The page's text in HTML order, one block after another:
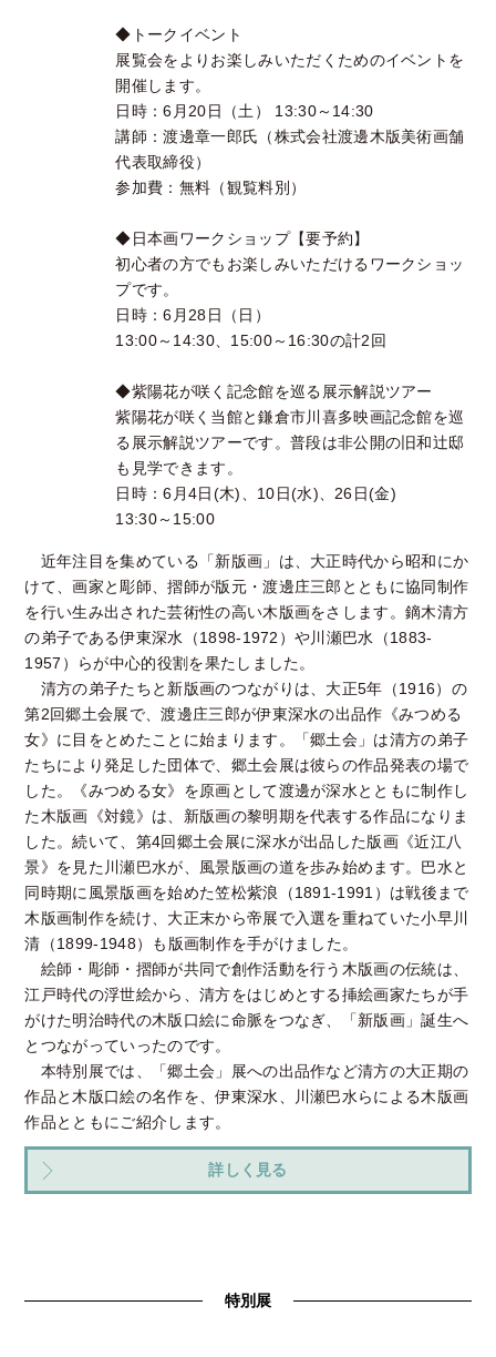
◆トークイベント
展覧会をよりお楽しみいただくためのイベントを
開催します。
日時：6月20日（土） 13:30～14:30
講師：渡邊章一郎氏（株式会社渡邊木版美術画舗
代表取締役）
参加費：無料（観覧料別）
◆日本画ワークショップ【要予約】
初心者の方でもお楽しみいただけるワークショッ
プです。
日時：6月28日（日）
13:00～14:30、15:00～16:30の計2回
◆紫陽花が咲く記念館を巡る展示解説ツアー
紫陽花が咲く当館と鎌倉市川喜多映画記念館を巡
る展示解説ツアーです。普段は非公開の旧和辻邸
も見学できます。
日時：6月4日(木)、10日(水)、26日(金)
13:30～15:00
近年注目を集めている「新版画」は、大正時代から昭和にか
けて、画家と彫師、摺師が版元・渡邊庄三郎とともに協同制作
を行い生み出された芸術性の高い木版画をさします。鏑木清方
の弟子である伊東深水（1898-1972）や川瀬巴水（1883-
1957）らが中心的役割を果たしました。
清方の弟子たちと新版画のつながりは、大正5年（1916）の
第2回郷土会展で、渡邊庄三郎が伊東深水の出品作《みつめる
女》に目をとめたことに始まります。「郷土会」は清方の弟子
たちにより発足した団体で、郷土会展は彼らの作品発表の場で
した。《みつめる女》を原画として渡邊が深水とともに制作し
た木版画《対鏡》は、新版画の黎明期を代表する作品になりま
した。続いて、第4回郷土会展に深水が出品した版画《近江八
景》を見た川瀬巴水が、風景版画の道を歩み始めます。巴水と
同時期に風景版画を始めた笠松紫浪（1891-1991）は戦後まで
木版画制作を続け、大正末から帝展で入選を重ねていた小早川
清（1899-1948）も版画制作を手がけました。
絵師・彫師・摺師が共同で創作活動を行う木版画の伝統は、
江戸時代の浮世絵から、清方をはじめとする挿絵画家たちが手
がけた明治時代の木版口絵に命脈をつなぎ、「新版画」誕生へ
とつながっていったのです。
本特別展では、「郷土会」展への出品作など清方の大正期の
作品と木版口絵の名作を、伊東深水、川瀬巴水らによる木版画
作品とともにご紹介します。
詳しく見る
特別展